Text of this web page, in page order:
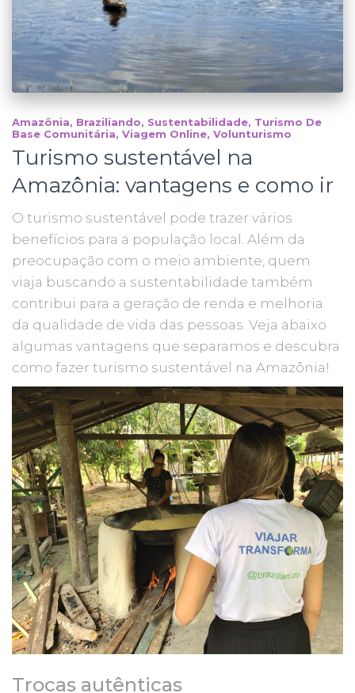
Amazônia Braziliando Sustentabilidade Turismo De
Base Comunitária Viagem Online Volunturismo
Turismo sustentável na
Amazônia: vantagens e como ir
O turismo sustentável pode trazer vários
benefícios para a população local. Além da
preocupação com o meio ambiente, quem
viaja buscando a sustentabilidade também
contribui para a geração de renda e melhoria
da qualidade de vida das pessoas. Veja abaixo
algumas vantagens que separamos e descubra
como fazer turismo sustentável na Amazônia!
Trocas autênticas